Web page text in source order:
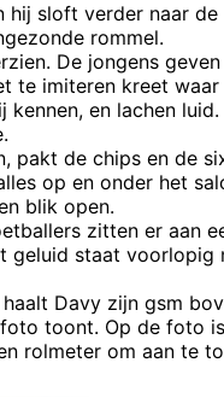
hij sloft verder naar
rommel.
De jongens
te imiteren kreet
en lachen
pakt de chips en de
op en onder het
blik open.
zitten er aan
geluid staat voorlopig
Davy zijn gsm
toont. Op de foto
rolmeter om aan te